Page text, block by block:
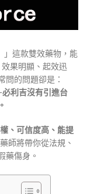
」這款雙效藥物，能
效果明顯、起效迅
問的問題卻是：
必利吉沒有引進台
、可信度高、能提
師將帶你從法規、
藥傷身。